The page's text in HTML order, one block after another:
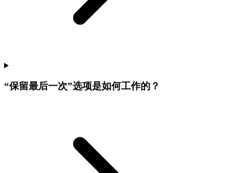
“保留最后一次”选项是如何工作的？